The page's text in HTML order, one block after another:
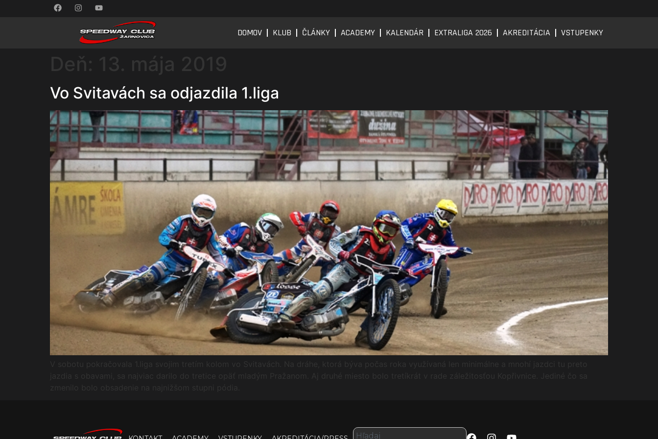
DOMOV KLUB ČLÁNKY ACADEMY KALENDÁR EXTRALIGA 2026 AKREDITÁCIA VSTUPENKY
Deň: 13. mája 2019
Vo Svitavách sa odjazdila 1.liga
V sobotu pokračovala 1.liga svojim tretím kolom vo Svitavách. Na dráhe, ktorá býva počas roka využívaná len minimálne a mnohí jazdci tu preto
jazdia s obavami, sa najviac darilo do tretice opäť mladým Pražanom. Aj druhé miesto bolo tretíkrát v rade záležitosťou Kopřivnice. Jediné čo sa
zmenilo bolo obsadenie na najnižšom stupni pódia.